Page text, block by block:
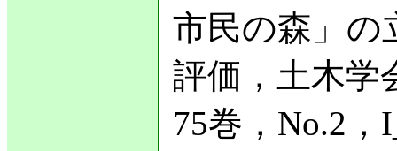
市民の森」の
評価，土木学
75巻，No.2，